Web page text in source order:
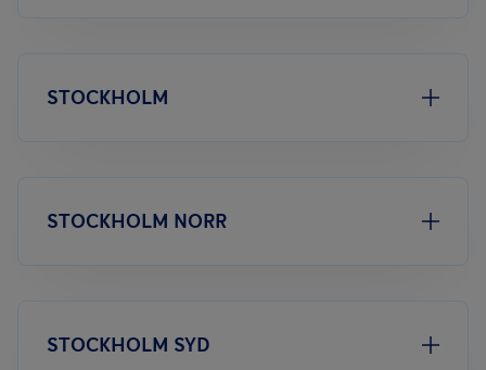
STOCKHOLM
STOCKHOLM NORR
STOCKHOLM SYD